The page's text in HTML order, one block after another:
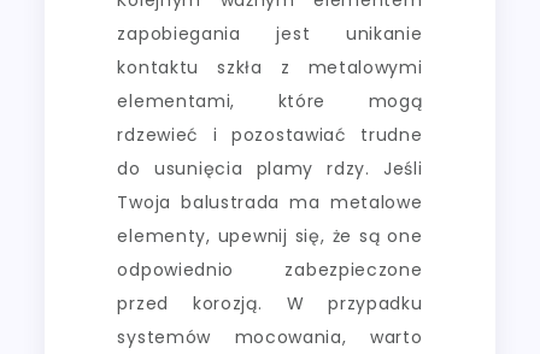
zapobiegania jest unikanie
kontaktu szkła z metalowymi
elementami, które mogą
rdzewieć i pozostawiać trudne
do usunięcia plamy rdzy. Jeśli
Twoja balustrada ma metalowe
elementy, upewnij się, że są one
odpowiednio zabezpieczone
przed korozją. W przypadku
systemów mocowania, warto